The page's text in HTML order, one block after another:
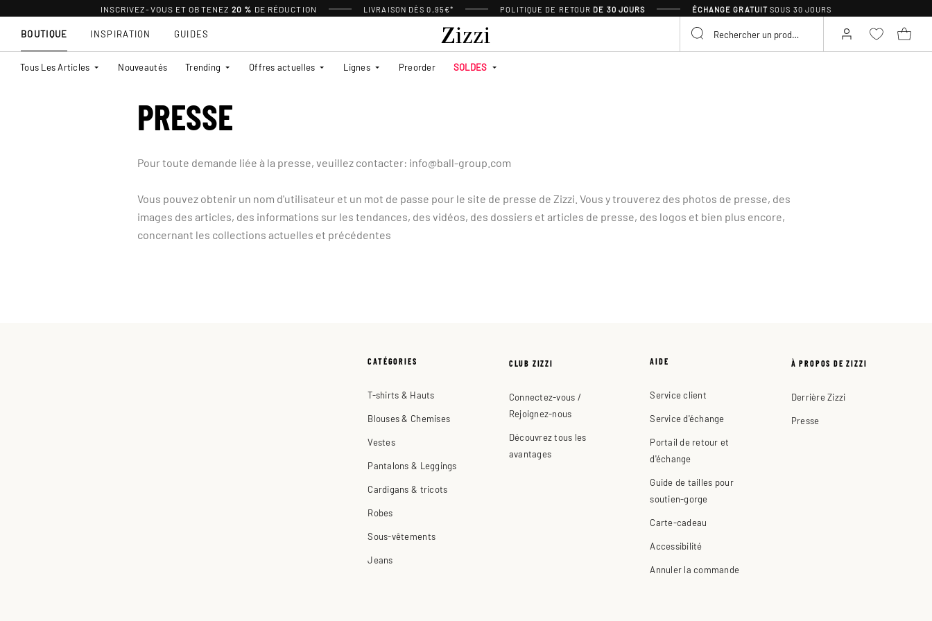
INSCRIVEZ-VOUS ET OBTENEZ 20 % DE RÉDUCTION LIVRAISON DÈS 0,95€* POLITIQUE DE RETOUR DE 30 JOURS ÉCHANGE GRATUIT SOUS 30 JOURS
BOUTIQUE
Tous Les Articles Nouveautés Trending Offres actuelles Lignes Preorder SOLDES
INSPIRATION GUIDES
PRESSE
Pour toute demande liée à la presse, veuillez contacter: info@ball-group.com
Vous pouvez obtenir un nom d'utilisateur et un mot de passe pour le site de presse de Zizzi. Vous y trouverez des photos de presse, des
images des articles, des informations sur les tendances, des vidéos, des dossiers et articles de presse, des logos et bien plus encore,
concernant les collections actuelles et précédentes
CATÉGORIES
T-shirts & Hauts
Blouses & Chemises
Vestes
Pantalons & Leggings
Cardigans & tricots
Robes
Sous-vêtements
Jeans
CLUB ZIZZI
Connectez-vous /
Rejoignez-nous
Découvrez tous les
avantages
AIDE
Service client
Service d'échange
Portail de retour et
d'échange
Guide de tailles pour
soutien-gorge
Carte-cadeau
Accessibilité
Annuler la commande
À PROPOS DE ZIZZI
Derrière Zizzi
Presse